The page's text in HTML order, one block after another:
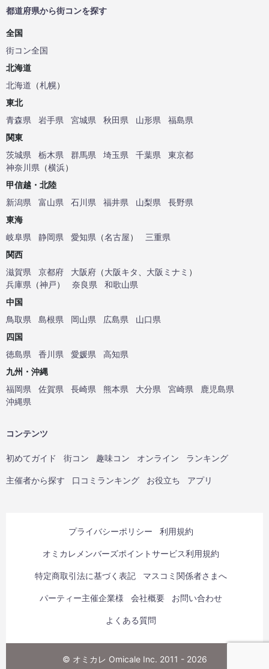
都道府県から街コンを探す
全国
街コン全国
北海道
北海道 （札幌）
東北
青森県
岩手県 宮城県 秋田県 山形県
福島県
関東
茨城県
栃木県 群馬県 埼玉県 千葉県
東京都
神奈川県 （横浜）
甲信越・北陸
新潟県
富山県 石川県 福井県 山梨県
長野県
東海
岐阜県
静岡県 愛知県 （名古屋）
三重県
関西
滋賀県
京都府 大阪府 （大阪キタ 大阪ミナミ ）
兵庫県 （神戸） 奈良県
和歌山県
中国
鳥取県
島根県 岡山県 広島県
山口県
四国
徳島県
香川県 愛媛県
高知県
九州・沖縄
福岡県
佐賀県 長崎県 熊本県 大分県 宮崎県
鹿児島県
沖縄県
コンテンツ
初めてガイド 街コン 趣味コン オンライン ランキング
主催者から探す 口コミランキング お役立ち アプリ
プライバシーポリシー 利用規約
オミカレメンバーズポイントサービス利用規約
特定商取引法に基づく表記 マスコミ関係者さまへ
パーティー主催企業様 会社概要 お問い合わせ
よくある質問
© オミカレ Omicale Inc. 2011 - 2026